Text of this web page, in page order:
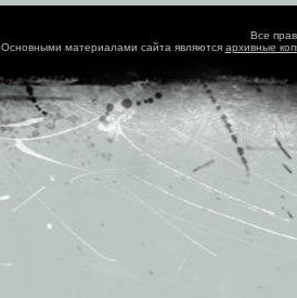
Все
Основными материалами сайта являются архивные